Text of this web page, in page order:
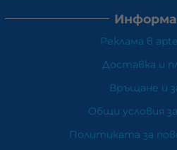
Реклама в
Доставка и
Връщане и
Общи условия
Политиката за